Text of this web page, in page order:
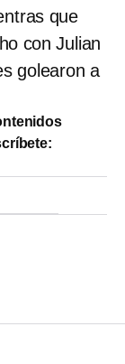
que
con Julian
golearon a